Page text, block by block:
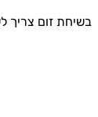
בשיחת זום צריך